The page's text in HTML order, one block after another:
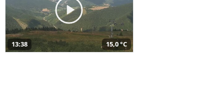
13:38 15,0 °C